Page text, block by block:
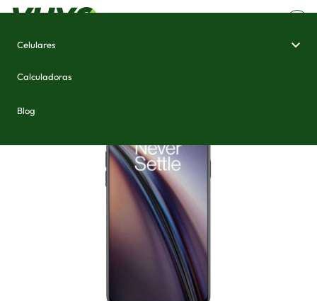
Celulares
Calculadoras
Blog